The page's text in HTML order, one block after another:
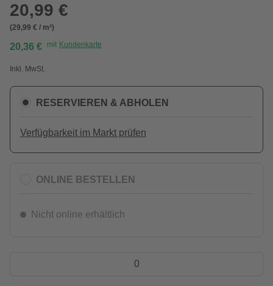
20,99 €
(29,99 € / m²)
20,36 € mit Kundenkarte
Inkl. MwSt.
RESERVIEREN & ABHOLEN
Verfügbarkeit im Markt prüfen
ONLINE BESTELLEN
Nicht online erhältlich